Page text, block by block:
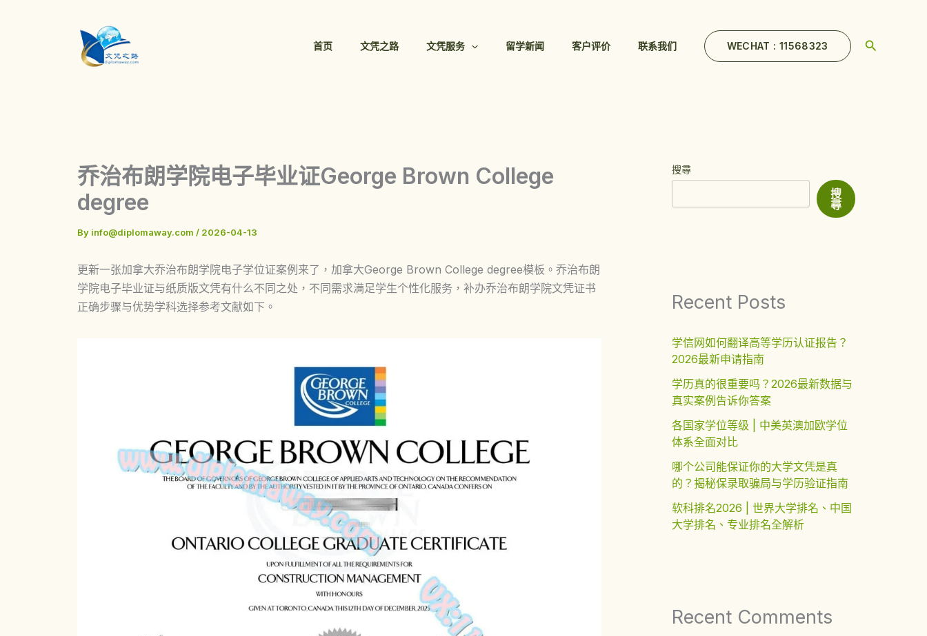
首页 文凭之路 文凭服务 留学新闻 客户评价 联系我们 WECHAT : 11568323 Search
乔治布朗学院电子毕业证George Brown College
degree
By info@diplomaway.com / 2026-04-13
更新一张加拿大乔治布朗学院电子学位证案例来了，加拿大George Brown College degree模板。乔治布朗
学院电子毕业证与纸质版文凭有什么不同之处，不同需求满足学生个性化服务，补办乔治布朗学院文凭证书
正确步骤与优势学科选择参考文献如下。
搜尋
搜
尋
Recent Posts
学信网如何翻译高等学历认证报告？
2026最新申请指南
学历真的很重要吗？2026最新数据与
真实案例告诉你答案
各国家学位等级 | 中美英澳加欧学位
体系全面对比
哪个公司能保证你的大学文凭是真
的？揭秘保录取骗局与学历验证指南
软科排名2026 | 世界大学排名、中国
大学排名、专业排名全解析
Recent Comments